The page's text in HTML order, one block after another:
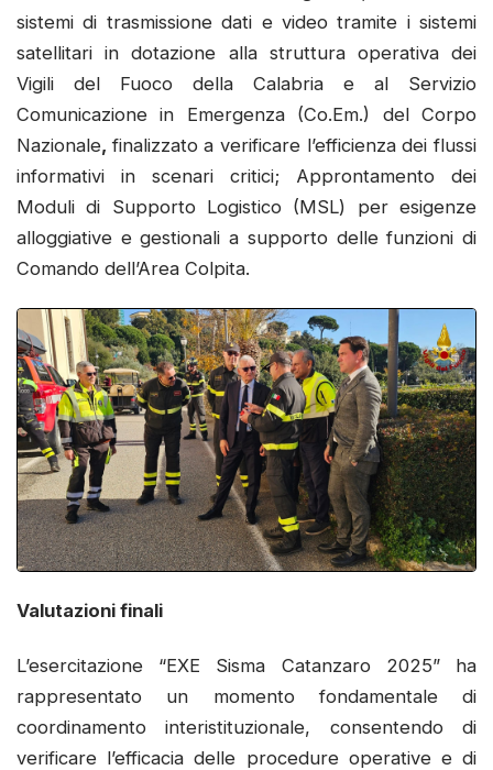
sistemi di trasmissione dati e video tramite i sistemi
satellitari in dotazione alla struttura operativa dei
Vigili del Fuoco della Calabria e al Servizio
Comunicazione in Emergenza (Co.Em.) del Corpo
Nazionale,finalizzato a verificare l’efficienza dei flussi
informativi in scenari critici; Approntamento dei
Moduli di Supporto Logistico (MSL) per esigenze
alloggiative e gestionali a supporto delle funzioni di
Comando dell’Area Colpita.
Valutazioni finali
L’esercitazione “EXE Sisma Catanzaro 2025” ha
rappresentato un momento fondamentale di
coordinamento interistituzionale, consentendo di
verificare l’efficacia delle procedure operative e di